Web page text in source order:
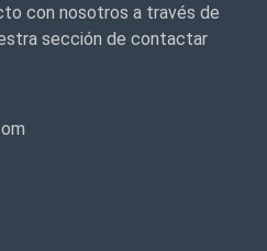
con nosotros a través de
sección de contactar